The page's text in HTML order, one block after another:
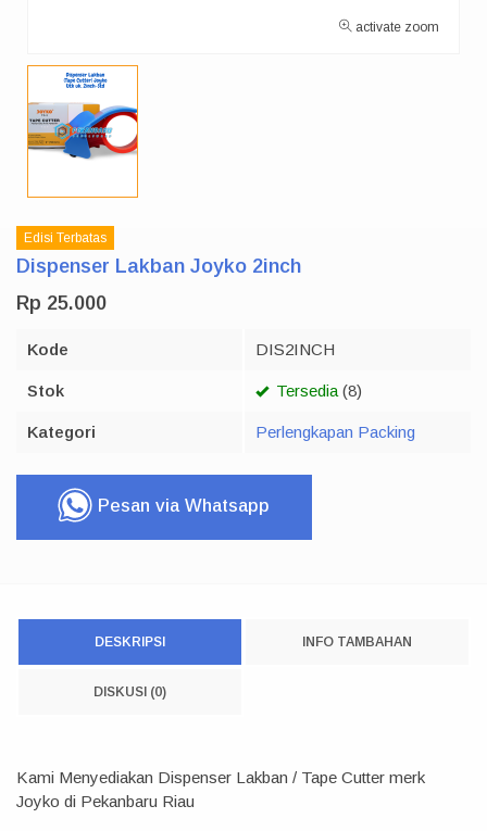
activate zoom
Edisi Terbatas
Dispenser Lakban Joyko 2inch
Rp 25.000
Kode DIS2INCH
Stok Tersedia (8)
Kategori Perlengkapan Packing
Pesan via Whatsapp
DESKRIPSI INFO TAMBAHAN
DISKUSI (0)
Kami Menyediakan Dispenser Lakban / Tape Cutter merk
Joyko di Pekanbaru Riau